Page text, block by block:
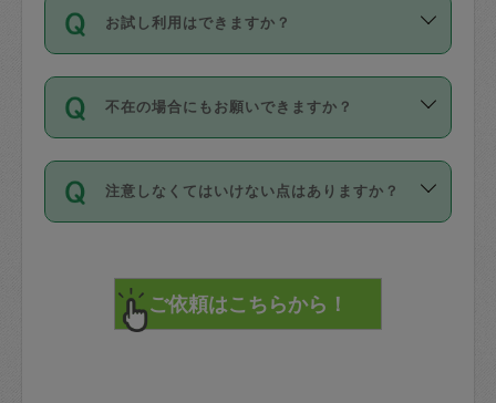
ールに記載していますので、各自の得意
を依頼してください。
※テストセンターの講評は１件目のレビュ
参考
【詳細】タスカジさんの登録に際
す。
写真を撮り、
詳細FAQ：
損害賠償保険について教えて
タスカジさんへ「募集」をかけることが
可能です。
す。
1. 直前キャンセル（定期、スポット契約
共通）
72時間を超える※と、以下のキャンセル
料が発生します。
直前キャンセル料：
72時間前〜24時間前＝依頼料金の50%
お試し利用はできますか？
「お試し利用」というメニューはありま
せんが、「一回のみ」依頼を活用するこ
とによって、気に入ったタスカジさんを
まず、条件の合う気になるタスカジさ
みてください。
その後、一番気に入ったタスカジさんに
不在の場合にもお願いできますか？
不在の場合の作業はタスカジさんの同意
が必要です。数回の依頼ののち、タスカ
ジさんと依頼者の間で十分な信頼関係が
てください。
不在時に部屋に入るためにタスカジさん
注意しなくてはいけない点はありますか？
で、必ず鍵のかかるロッカーや金庫に入
れて依頼者の責任の元管理するよう心掛
けてください。